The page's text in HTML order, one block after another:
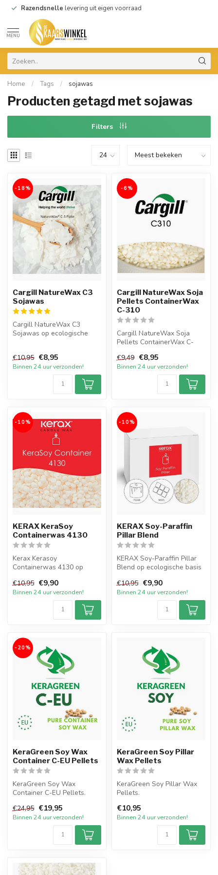
Razendsnelle levering uit eigen voorraad
MENU
Home / Tags / sojawas
Producten getagd met sojawas
Filters
-18%
Cargill NatureWax C3
Sojawas
Cargill NatureWax C3
Sojawas op ecologische
€10,95 €8,95
Binnen 24 uur verzonden!
-6%
Cargill NatureWax Soja
Pellets ContainerWax
C-310
Cargill NatureWax Soja
Pellets ContainerWax C-
Het nieuwste product van
Car...
€9,49 €8,95
Binnen 24 uur verzonden!
-10%
KERAX KeraSoy
Containerwas 4130
Kerax Kerasoy
Containerwas 4130 op
eco-friendly contai...
€10,95 €9,90
Binnen 24 uur verzonden!
-10%
KERAX Soy-Paraffin
Pillar Blend
KERAX Soy-Paraffin Pillar
Blend op ecologische basis
€10,95 €9,90
Binnen 24 uur verzonden!
-20%
KeraGreen Soy Wax
Container C-EU Pellets
KeraGreen Soy Wax
Container C-EU Pellets.
KeraGreen o...
€24,95 €19,95
Binnen 24 uur verzonden!
KeraGreen Soy Pillar
Wax Pellets
KeraGreen Soy Pillar Wax
Pellets.
KeraGreen op gebied ...
€10,95
Binnen 24 uur verzonden!